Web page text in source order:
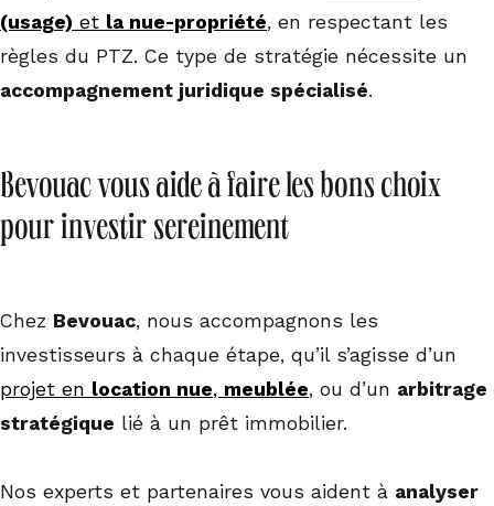
(usage) et la nue-propriété, en respectant les
règles du PTZ. Ce type de stratégie nécessite un
accompagnement juridique spécialisé.
Bevouac vous aide à faire les bons choix
pour investir sereinement
Chez Bevouac, nous accompagnons les
investisseurs à chaque étape, qu’il s’agisse d’un
projet en location nue, meublée, ou d’un arbitrage
stratégique lié à un prêt immobilier.
Nos experts et partenaires vous aident à analyser